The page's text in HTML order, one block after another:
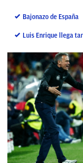
Bajonazo de España
Luis Enrique llega